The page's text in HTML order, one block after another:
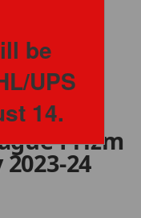
Prizm
24
be
UPS
14.